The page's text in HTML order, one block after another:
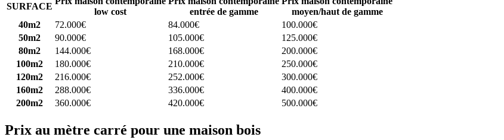
SURFACE
low cost
entrée de gamme
moyen/haut de gamme
40m2
72.000€ 84.000€
100.000€
50m2
90.000€ 105.000€
125.000€
80m2
144.000€ 168.000€
200.000€
100m2
180.000€ 210.000€
250.000€
120m2
216.000€ 252.000€
300.000€
160m2
288.000€ 336.000€
400.000€
200m2
360.000€ 420.000€ 500.000€
Prix au mètre carré pour une maison bois